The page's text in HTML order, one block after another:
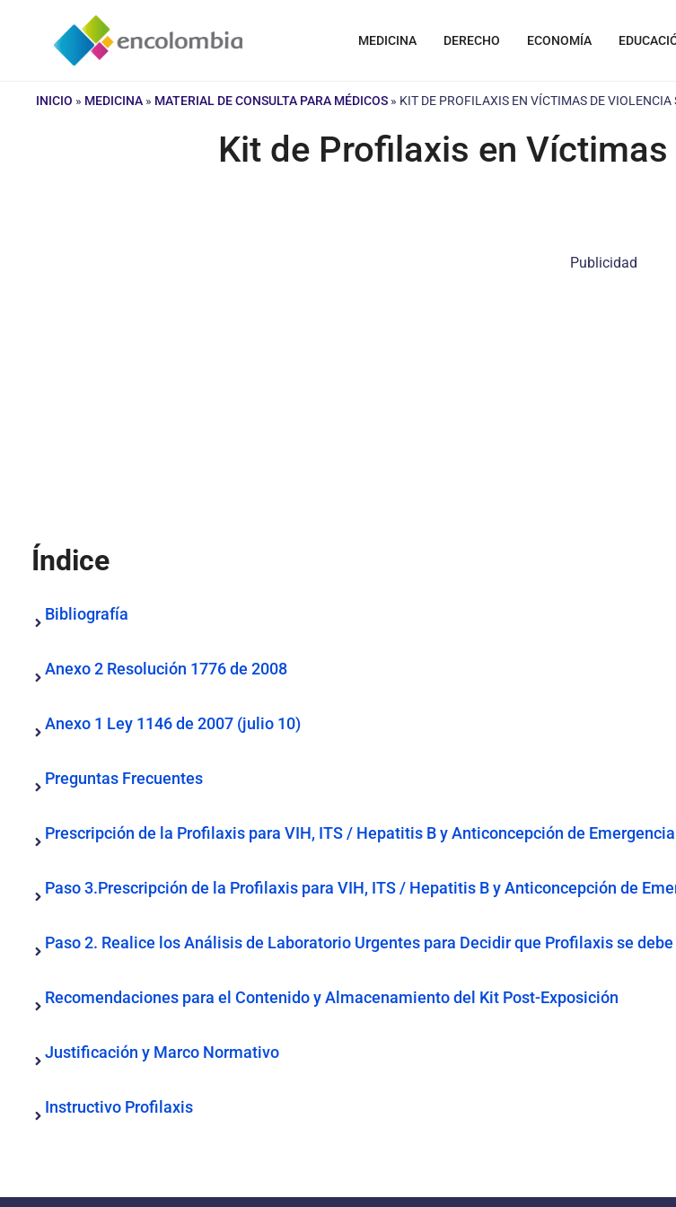
contenido
MEDICINA DERECHO ECONOMÍA
INICIO » MEDICINA » MATERIAL DE CONSULTA PARA MÉDICOS » KIT DE PROFILAXIS EN VÍCTIMAS DE VIOLENCIA
Kit de Profilaxis en Víctimas
Publicidad
Índice
Bibliografía
Anexo 2 Resolución 1776 de 2008
Anexo 1 Ley 1146 de 2007 (julio 10)
Preguntas Frecuentes
Prescripción de la Profilaxis para VIH, ITS / Hepatitis B y Anticoncepción de
Paso 3.Prescripción de la Profilaxis para VIH, ITS / Hepatitis B y Anticoncepción de
Paso 2. Realice los Análisis de Laboratorio Urgentes para Decidir que Profilaxis se
Recomendaciones para el Contenido y Almacenamiento del Kit Post-Exposición
Justificación y Marco Normativo
Instructivo Profilaxis